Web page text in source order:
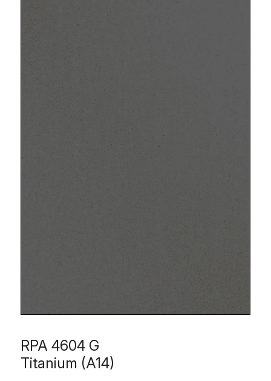
RPA 4604 G
Titanium (A14)